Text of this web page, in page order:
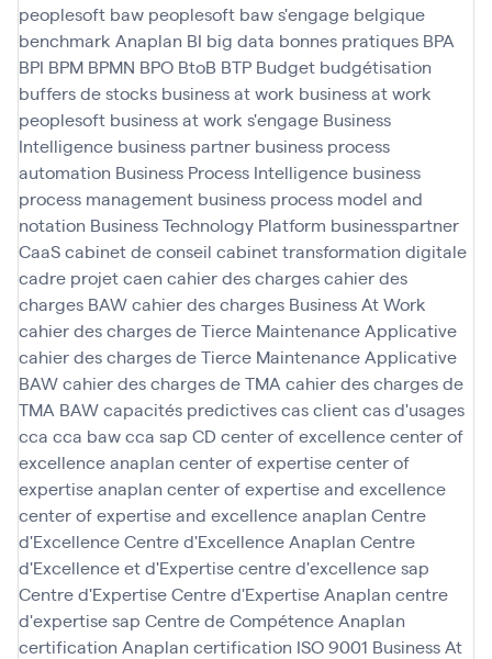
peoplesoft baw peoplesoft baw s'engage belgique
benchmark Anaplan BI big data bonnes pratiques BPA
BPI BPM BPMN BPO BtoB BTP Budget budgétisation
buffers de stocks business at work business at work
peoplesoft business at work s'engage Business
Intelligence business partner business process
automation Business Process Intelligence business
process management business process model and
notation Business Technology Platform businesspartner
CaaScabinet de conseil cabinet transformation digitale
cadre projetcaen cahier des chargescahier des
charges BAWcahier des charges Business At Work
cahier des charges de Tierce Maintenance Applicative
cahier des charges de Tierce Maintenance Applicative
BAWcahier des charges de TMA cahier des charges de
TMA BAWcapacités predictivescas clientcas d'usages
cca cca bawcca sap CD center of excellencecenter of
excellence anaplan center of expertisecenter of
expertise anaplan center of expertise and excellence
center of expertise and excellence anaplan Centre
d'ExcellenceCentre d'Excellence Anaplan Centre
d'Excellence et d'Expertisecentre d'excellence sap
Centre d'ExpertiseCentre d'Expertise Anaplan centre
d'expertise sap Centre de Compétence Anaplan
certification Anaplan certification ISO 9001 Business At